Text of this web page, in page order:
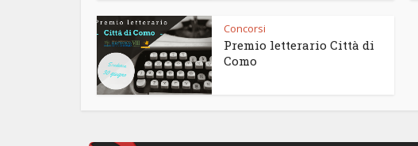
Concorsi
Premio letterario Città di
Como